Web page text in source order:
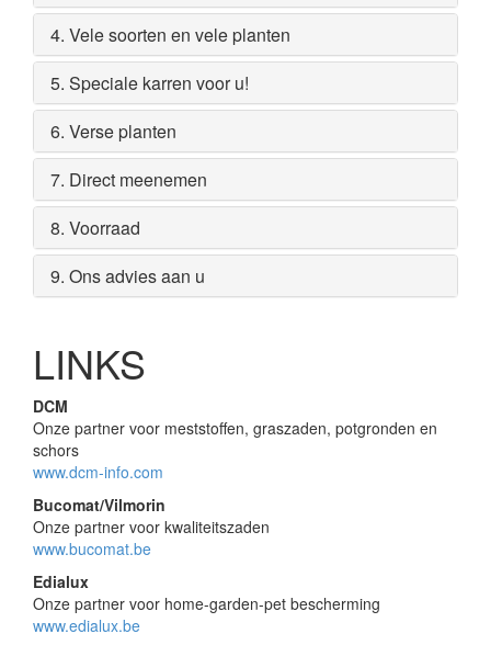
4. Vele soorten en vele planten
5. Speciale karren voor u!
6. Verse planten
7. Direct meenemen
8. Voorraad
9. Ons advies aan u
LINKS
DCM
Onze partner voor meststoffen, graszaden, potgronden en
schors
www.dcm-info.com
Bucomat/Vilmorin
Onze partner voor kwaliteitszaden
www.bucomat.be
Edialux
Onze partner voor home-garden-pet bescherming
www.edialux.be